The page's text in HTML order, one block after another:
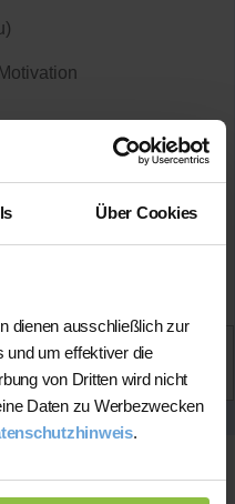
Über Cookies
dienen ausschließlich zur
und um effektiver die
von Dritten wird nicht
Daten zu Werbezwecken
.